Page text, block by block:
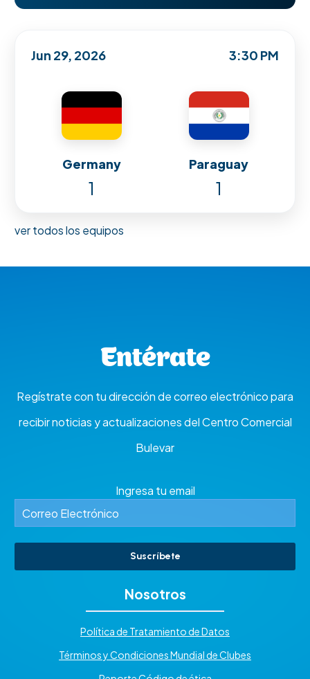
Jun 29, 2026 3:30 PM
Germany Paraguay
1 1
ver todos los equipos
Entérate
Regístrate con tu dirección de correo electrónico para
recibir noticias y actualizaciones del Centro Comercial
Bulevar
Ingresa tu email
Suscríbete
Nosotros
Política de Tratamiento de Datos
Términos y Condiciones Mundial de Clubes